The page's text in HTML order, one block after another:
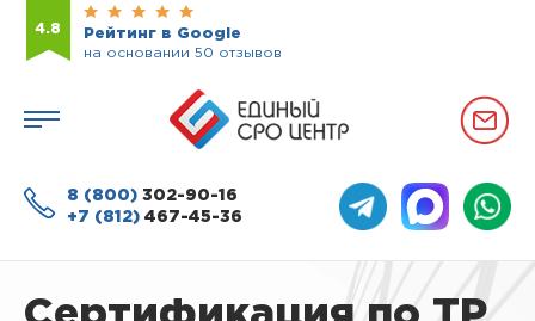
4.8
Рейтинг в Google
на основании 50 отзывов
8 (800) 302-90-16
+7 (812) 467-45-36